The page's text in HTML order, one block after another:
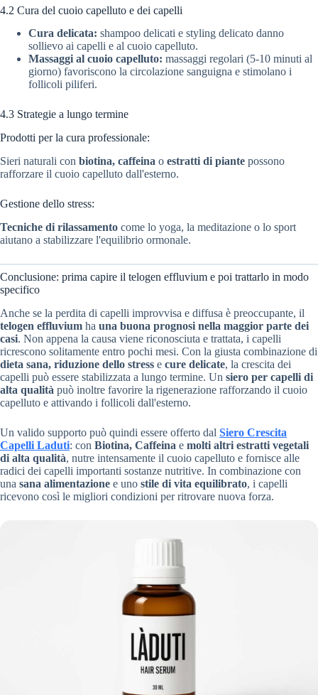
4.2 Cura del cuoio capelluto e dei capelli
Cura delicata: shampoo delicati e styling delicato danno
sollievo ai capelli e al cuoio capelluto.
Massaggi al cuoio capelluto: massaggi regolari (5-10 minuti al
giorno) favoriscono la circolazione sanguigna e stimolano i
follicoli piliferi.
4.3 Strategie a lungo termine
Prodotti per la cura professionale:
Sieri naturali con biotina, caffeina o estratti di piante possono
rafforzare il cuoio capelluto dall'esterno.
Gestione dello stress:
Tecniche di rilassamento come lo yoga, la meditazione o lo sport
aiutano a stabilizzare l'equilibrio ormonale.
Conclusione: prima capire il telogen effluvium e poi trattarlo in modo
specifico
Anche se la perdita di capelli improvvisa e diffusa è preoccupante, il
telogen effluvium ha una buona prognosi nella maggior parte dei
casi. Non appena la causa viene riconosciuta e trattata, i capelli
ricrescono solitamente entro pochi mesi. Con la giusta combinazione di
dieta sana, riduzione dello stress e cure delicate, la crescita dei
capelli può essere stabilizzata a lungo termine. Un siero per capelli di
alta qualità può inoltre favorire la rigenerazione rafforzando il cuoio
capelluto e attivando i follicoli dall'esterno.
Un valido supporto può quindi essere offerto dal Siero Crescita
Capelli Laduti: con Biotina, Caffeina e molti altri estratti vegetali
di alta qualità, nutre intensamente il cuoio capelluto e fornisce alle
radici dei capelli importanti sostanze nutritive. In combinazione con
una sana alimentazione e uno stile di vita equilibrato, i capelli
ricevono così le migliori condizioni per ritrovare nuova forza.